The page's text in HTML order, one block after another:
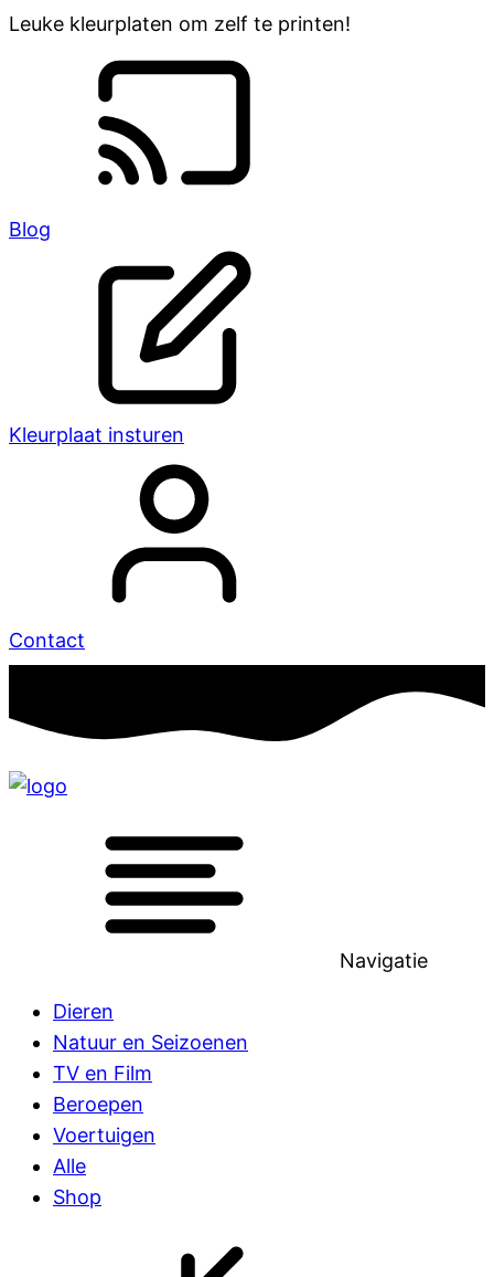
Leuke kleurplaten om zelf te printen!
Blog
Kleurplaat insturen
Contact
Navigatie
Dieren
Natuur en Seizoenen
TV en Film
Beroepen
Voertuigen
Alle
Shop